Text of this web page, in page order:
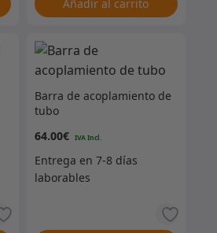
Añadir al carrito
Barra de acoplamiento de
tubo
64.00€